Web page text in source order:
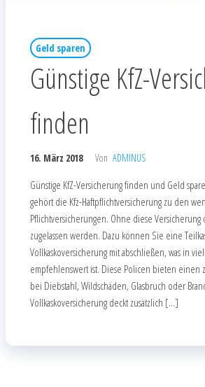
Geld sparen
Günstige KfZ-
finden
16. März 2018 Von ADMINUS
Günstige KfZ-Versicherung finden und Geld
gehört die Kfz-Haftpflichtversicherung zu den
Pflichtversicherungen. Ohne diese Versicherung
zugelassen werden. Dazu können Sie eine
Vollkaskoversicherung mit abschließen, was in
empfehlenswert ist. Diese Policen bieten einen
bei Diebstahl, Wildschäden, Glasbruch oder
Vollkaskoversicherung deckt zusätzlich […]